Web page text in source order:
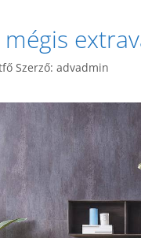
mégis
Szerző: advadmin